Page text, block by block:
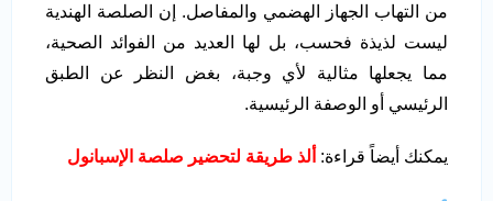
من التهاب الجهاز الهضمي والمفاصل. إن الصلصة الهندية
ليست لذيذة فحسب، بل لها العديد من الفوائد الصحية،
مما يجعلها مثالية لأي وجبة، بغض النظر عن الطبق
الرئيسي أو الوصفة الرئيسية.
يمكنك أيضاً قراءة: ألذ طريقة لتحضير صلصة الإسبانول